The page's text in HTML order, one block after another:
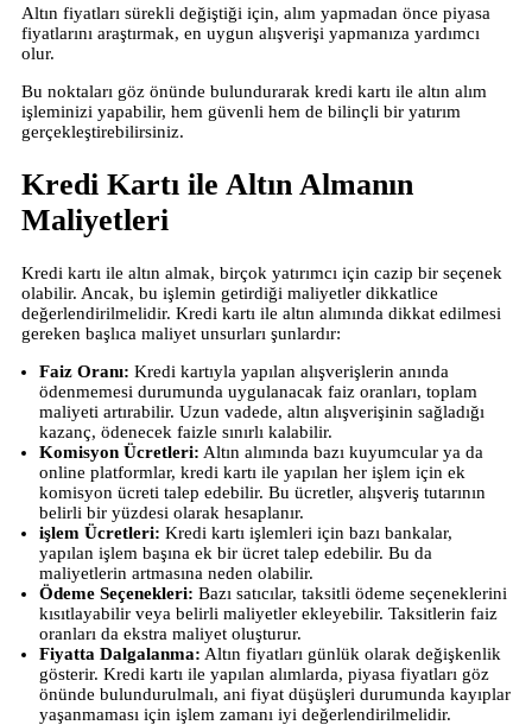
Altın fiyatları sürekli değiştiği için, alım yapmadan önce piyasa
fiyatlarını araştırmak, en uygun alışverişi yapmanıza yardımcı
olur.
Bu noktaları göz önünde bulundurarak kredi kartı ile altın alım
işleminizi yapabilir, hem güvenli hem de bilinçli bir yatırım
gerçekleştirebilirsiniz.
Kredi Kartı ile Altın Almanın
Maliyetleri
Kredi kartı ile altın almak, birçok yatırımcı için cazip bir seçenek
olabilir. Ancak, bu işlemin getirdiği maliyetler dikkatlice
değerlendirilmelidir. Kredi kartı ile altın alımında dikkat edilmesi
gereken başlıca maliyet unsurları şunlardır:
Faiz Oranı: Kredi kartıyla yapılan alışverişlerin anında
ödenmemesi durumunda uygulanacak faiz oranları, toplam
maliyeti artırabilir. Uzun vadede, altın alışverişinin sağladığı
kazanç, ödenecek faizle sınırlı kalabilir.
Komisyon Ücretleri: Altın alımında bazı kuyumcular ya da
online platformlar, kredi kartı ile yapılan her işlem için ek
komisyon ücreti talep edebilir. Bu ücretler, alışveriş tutarının
belirli bir yüzdesi olarak hesaplanır.
işlem Ücretleri: Kredi kartı işlemleri için bazı bankalar,
yapılan işlem başına ek bir ücret talep edebilir. Bu da
maliyetlerin artmasına neden olabilir.
Ödeme Seçenekleri: Bazı satıcılar, taksitli ödeme seçeneklerini
kısıtlayabilir veya belirli maliyetler ekleyebilir. Taksitlerin faiz
oranları da ekstra maliyet oluşturur.
Fiyatta Dalgalanma: Altın fiyatları günlük olarak değişkenlik
gösterir. Kredi kartı ile yapılan alımlarda, piyasa fiyatları göz
önünde bulundurulmalı, ani fiyat düşüşleri durumunda kayıplar
yaşanmaması için işlem zamanı iyi değerlendirilmelidir.